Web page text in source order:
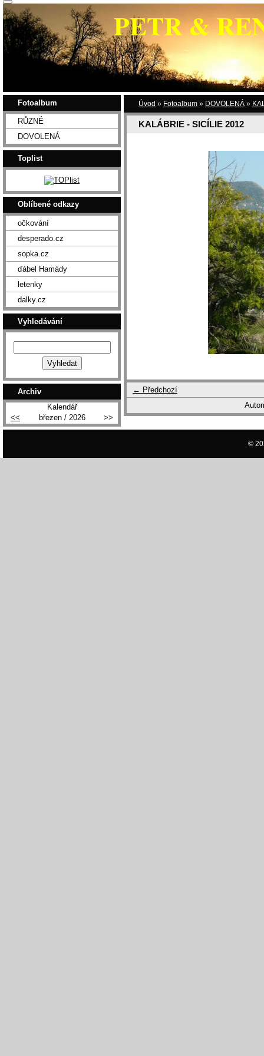
PETR &
Úvod » Fotoalbum » DOVOLENÁ »
KALÁBRIE - SICÍLIE 2012
← Předchozí
Fotoalbum
RŮZNÉ
DOVOLENÁ
Toplist
Oblíbené odkazy
očkování
desperado.cz
sopka.cz
ďábel Hamády
letenky
dalky.cz
Vyhledávání
Archiv
Kalendář
<<
březen / 2026 >>
©